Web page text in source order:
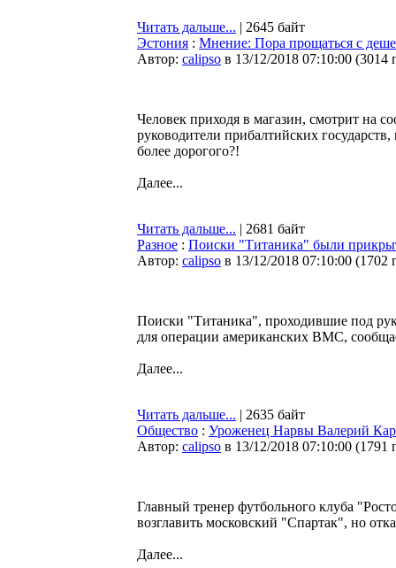
Читать дальше... | 2645 байт
Эстония : Мнение: Пора прощаться с
Автор: calipso в 13/12/2018 07:10:00 (3014
Человек приходя в магазин, смотрит на
руководители прибалтийских
более дорогого?!
Далее...
Читать дальше... | 2681 байт
Разное : Поиски "Титаника" были
Автор: calipso в 13/12/2018 07:10:00 (1702
Поиски "Титаника", проходившие под
для операции американских ВМС,
Далее...
Читать дальше... | 2635 байт
Общество : Уроженец Нарвы Валерий
Автор: calipso в 13/12/2018 07:10:00 (1791
Главный тренер футбольного клуба
возглавить московский "Спартак", но
Далее...